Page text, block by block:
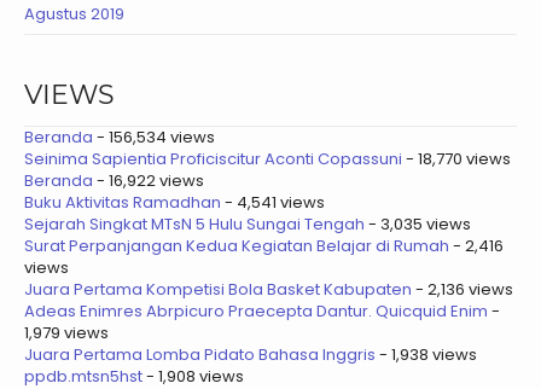
Agustus 2019
VIEWS
Beranda - 156,534 views
Seinima Sapientia Proficiscitur Aconti Copassuni - 18,770 views
Beranda - 16,922 views
Buku Aktivitas Ramadhan - 4,541 views
Sejarah Singkat MTsN 5 Hulu Sungai Tengah - 3,035 views
Surat Perpanjangan Kedua Kegiatan Belajar di Rumah - 2,416
views
Juara Pertama Kompetisi Bola Basket Kabupaten - 2,136 views
Adeas Enimres Abrpicuro Praecepta Dantur. Quicquid Enim -
1,979 views
Juara Pertama Lomba Pidato Bahasa Inggris - 1,938 views
ppdb.mtsn5hst- 1,908 views